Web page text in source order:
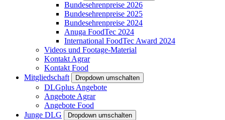
Bundesehrenpreise 2026
Bundesehrenpreise 2025
Bundesehrenpreise 2024
Anuga FoodTec 2024
International FoodTec Award 2024
Videos und Footage-Material
Kontakt Agrar
Kontakt Food
Mitgliedschaft
Dropdown umschalten
DLGplus Angebote
Angebote Agrar
Angebote Food
Junge DLG
Dropdown umschalten